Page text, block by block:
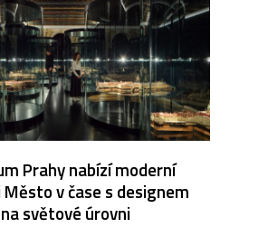
Prahy nabízí moderní
v čase s designem
na světové úrovni